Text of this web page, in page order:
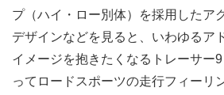
プ（ハイ・ロー別体）を採用したア
デザインなどを見ると、いわゆるア
イメージを抱きたくなるトレーサー
ってロードスポーツの走行フィーリ